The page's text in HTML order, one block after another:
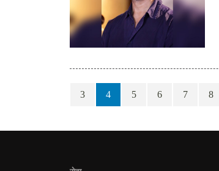
3 4 5 6 7 8